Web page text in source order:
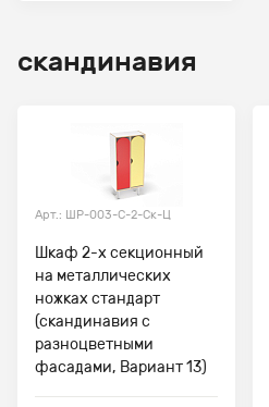
скандинавия
Арт.: ШР-003-С-2-Ск-Ц
Шкаф 2-х секционный
на металлических
ножках стандарт
(скандинавия с
разноцветными
фасадами, Вариант 13)